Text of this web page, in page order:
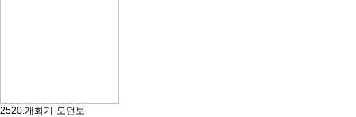
2520.개화기-모던보